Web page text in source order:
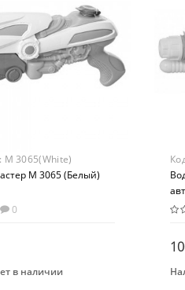
M 3065(White)
M 3065 (Белый)
0
в наличии